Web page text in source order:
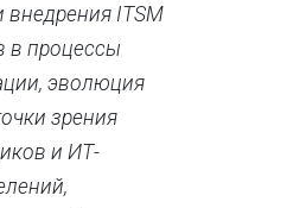
внедрения ITSM
в процессы
эволюция
зрения
и ИТ-